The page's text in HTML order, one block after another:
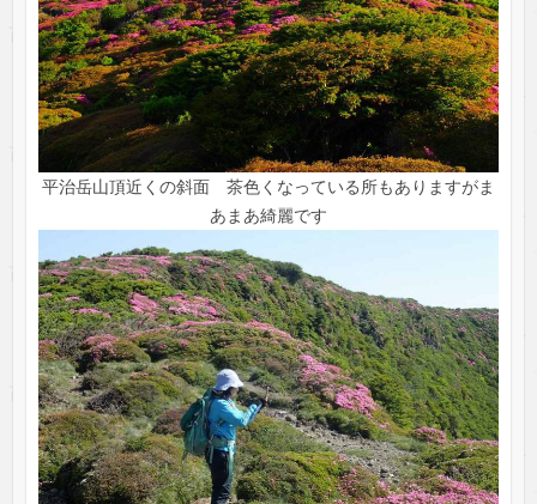
平治岳山頂近くの斜面 茶色くなっている所もありますがま
あまあ綺麗です